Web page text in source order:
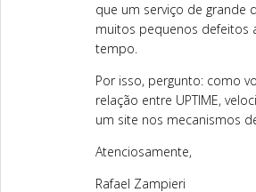
que um serviço de grande
muitos pequenos defeitos
tempo.
Por isso, pergunto: como
relação entre UPTIME,
um site nos mecanismos
Atenciosamente,
Rafael Zampieri